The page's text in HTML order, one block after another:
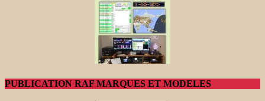
PUBLICATION RAF MARQUES ET MODELES